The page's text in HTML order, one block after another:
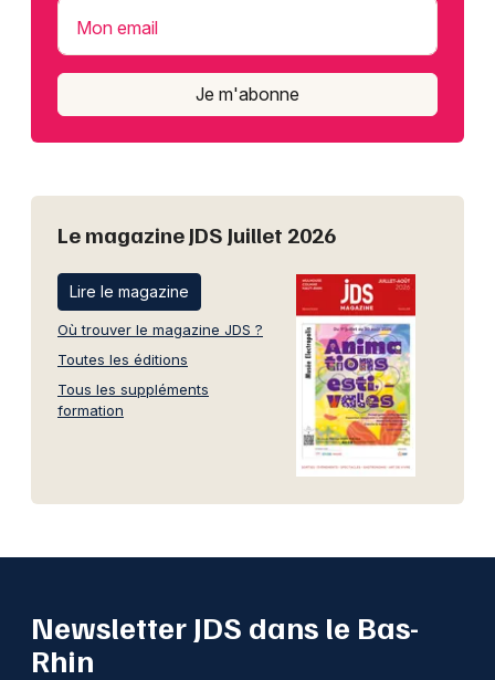
Mon email
Je m'abonne
Le magazine JDS Juillet 2026
Lire le magazine
Où trouver le magazine JDS ?
Toutes les éditions
Tous les suppléments
formation
Newsletter JDS dans le Bas-
Rhin